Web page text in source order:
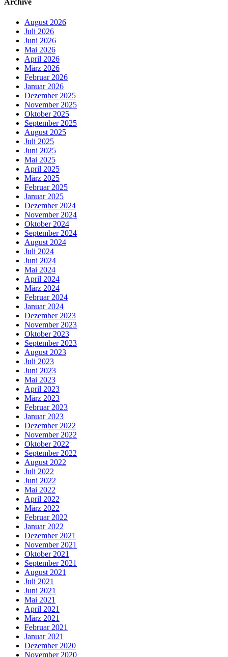
Archive
August 2026
Juli 2026
Juni 2026
Mai 2026
April 2026
März 2026
Februar 2026
Januar 2026
Dezember 2025
November 2025
Oktober 2025
September 2025
August 2025
Juli 2025
Juni 2025
Mai 2025
April 2025
März 2025
Februar 2025
Januar 2025
Dezember 2024
November 2024
Oktober 2024
September 2024
August 2024
Juli 2024
Juni 2024
Mai 2024
April 2024
März 2024
Februar 2024
Januar 2024
Dezember 2023
November 2023
Oktober 2023
September 2023
August 2023
Juli 2023
Juni 2023
Mai 2023
April 2023
März 2023
Februar 2023
Januar 2023
Dezember 2022
November 2022
Oktober 2022
September 2022
August 2022
Juli 2022
Juni 2022
Mai 2022
April 2022
März 2022
Februar 2022
Januar 2022
Dezember 2021
November 2021
Oktober 2021
September 2021
August 2021
Juli 2021
Juni 2021
Mai 2021
April 2021
März 2021
Februar 2021
Januar 2021
Dezember 2020
November 2020